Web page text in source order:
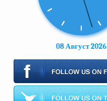
08 Август 2026